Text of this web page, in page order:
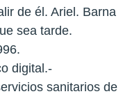
de él. Ariel. Barna
sea tarde.
digital.-
sanitarios de